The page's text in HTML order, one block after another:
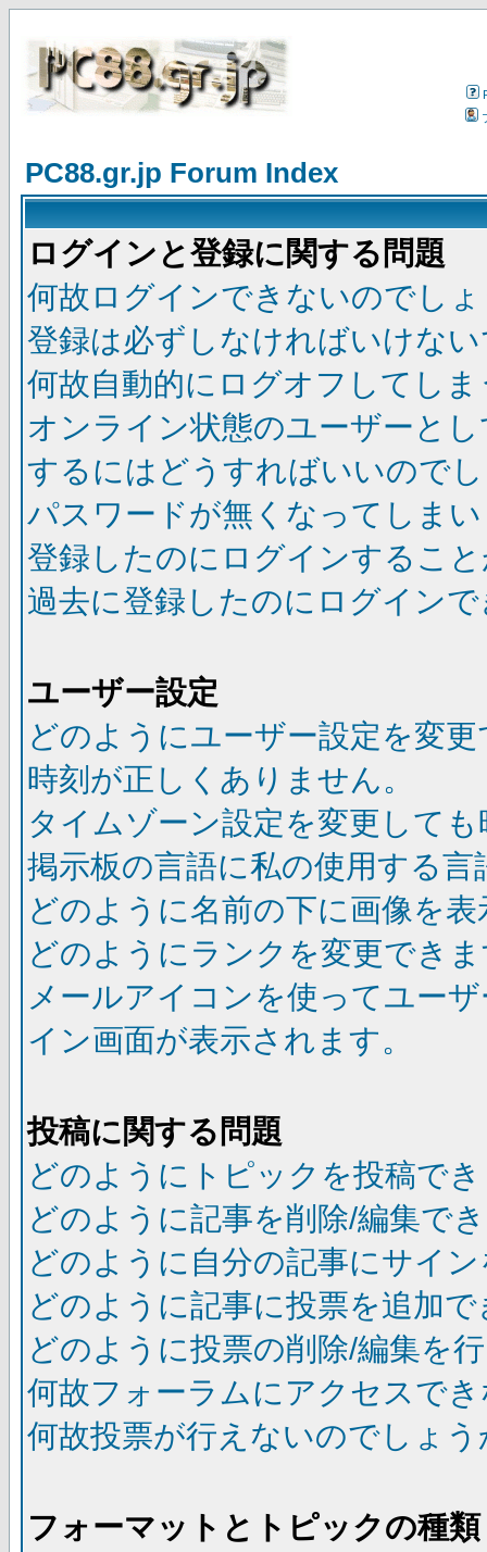
PC88.gr.jp Forum Index
ログインと登録に関する問題
何故ログインできないのでし
登録は必ずしなければいけな
何故自動的にログオフしてし
オンライン状態のユーザーと
するにはどうすればいいので
パスワードが無くなってしま
登録したのにログインするこ
過去に登録したのにログイン
ユーザー設定
どのようにユーザー設定を変
時刻が正しくありません。
タイムゾーン設定を変更して
掲示板の言語に私の使用する
どのように名前の下に画像を
どのようにランクを変更でき
メールアイコンを使ってユー
イン画面が表示されます。
投稿に関する問題
どのようにトピックを投稿で
どのように記事を削除/編集で
どのように自分の記事にサイ
どのように記事に投票を追加
どのように投票の削除/編集を
何故フォーラムにアクセスで
何故投票が行えないのでしょう
フォーマットとトピックの種類